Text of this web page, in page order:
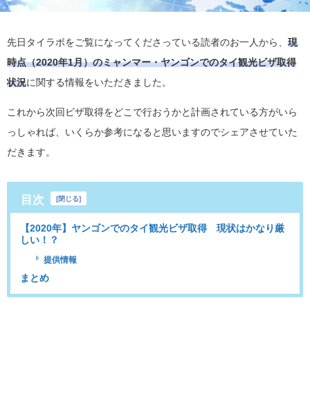
先日タイラボをご覧になってくださっている読者のお一人から、 現
時点（2020年1月）のミャンマー・ヤンゴンでのタイ観光ビザ取得
状況に関する情報をいただきました。
これから次回ビザ取得をどこで行おうかと計画されている方がいら
っしゃれば、いくらか参考になると思いますのでシェアさせていた
だきます。
目次 [閉じる]
【2020年】ヤンゴンでのタイ観光ビザ取得 現状はかなり厳
しい！？
提供情報
まとめ